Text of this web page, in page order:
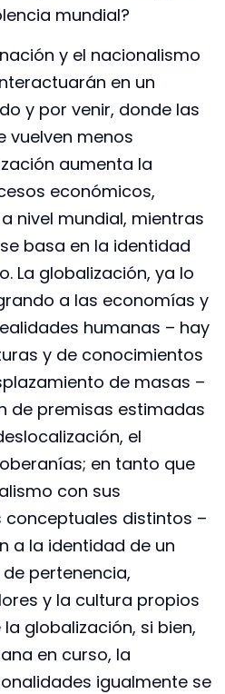
mundial?
y el nacionalismo
en un
y por venir, donde las
vuelven menos
aumenta la
económicos,
nivel mundial, mientras
basa en la identidad
La globalización, ya lo
a las economías y
humanas – hay
y de conocimientos
de masas –
de premisas estimadas
el
en tanto que
con sus
distintos –
a la identidad de un
pertenencia,
y la cultura propios
globalización, si bien,
en curso, la
igualmente se